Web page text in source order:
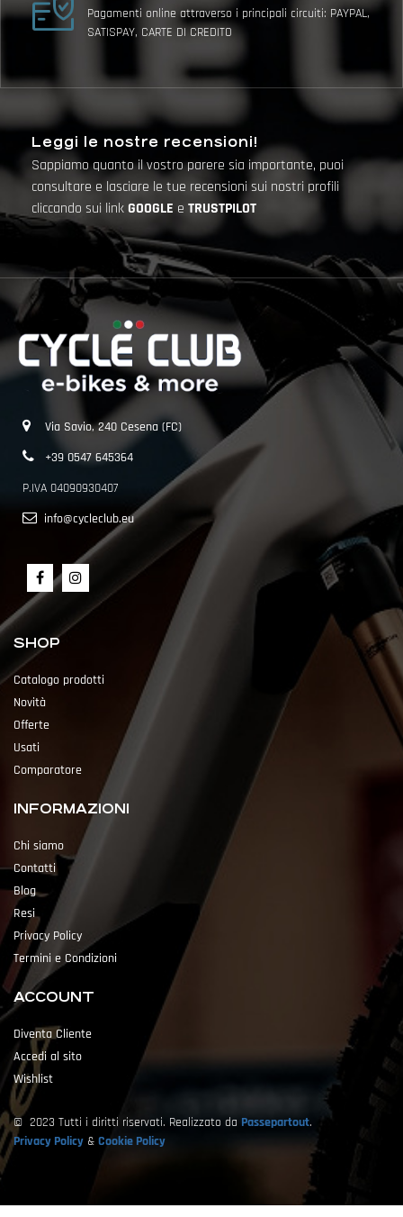
Pagamenti online attraverso i principali circuiti: PAYPAL,
SATISPAY, CARTE DI CREDITO
Leggi le nostre recensioni!
Sappiamo quanto il vostro parere sia importante, puoi
consultare e lasciare le tue recensioni sui nostri profili
cliccando sui linkGOOGLE e TRUSTPILOT
Via Savio, 240 Cesena (FC)
+39 0547 645364
P.IVA 04090930407
info@cycleclub.eu
SHOP
Catalogo prodotti
Novità
Offerte
Usati
Comparatore
INFORMAZIONI
Chi siamo
Contatti
Blog
Resi
Privacy Policy
Termini e Condizioni
ACCOUNT
Diventa Cliente
Accedi al sito
Wishlist
© 2023 Tutti i diritti riservati. Realizzato da Passepartout.
Privacy Policy & Cookie Policy